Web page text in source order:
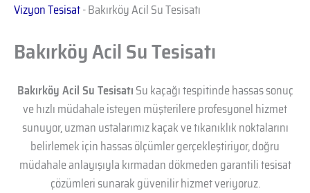
Vizyon Tesisat-Bakırköy Acil Su Tesisatı
Bakırköy Acil Su Tesisatı
Bakırköy Acil Su TesisatıSu kaçağı tespitinde hassas sonuç
ve hızlı müdahale isteyen müşterilere profesyonel hizmet
sunuyor, uzman ustalarımız kaçak ve tıkanıklık noktalarını
belirlemek için hassas ölçümler gerçekleştiriyor, doğru
müdahale anlayışıyla kırmadan dökmeden garantili tesisat
çözümleri sunarak güvenilir hizmet veriyoruz.